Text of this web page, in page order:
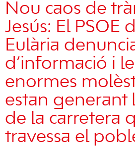
Nou caos de
Jesús: El PSOE
Eulària
d’informació i
enormes
estan generant
de la carretera
travessa el